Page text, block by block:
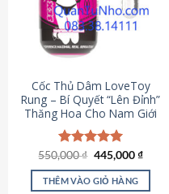
Cốc Thủ Dâm LoveToy
Rung – Bí Quyết “Lên Đỉnh”
Thăng Hoa Cho Nam Giới
Được xếp
hạng5.00
5 sao
550,000₫ Giá
là:
550,000 ₫.
445,000₫Giá
tại
THÊM VÀO GIỎ HÀNG